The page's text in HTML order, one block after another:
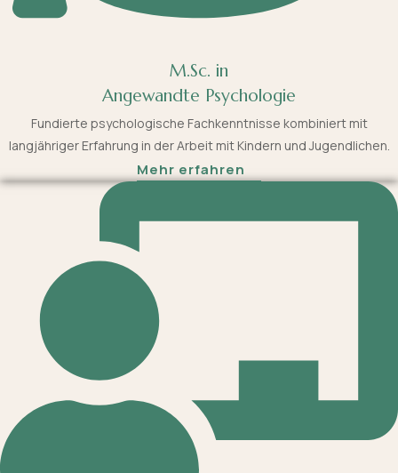
M.Sc. in
Angewandte Psychologie
Fundierte psychologische Fachkenntnisse kombiniert mit
langjähriger Erfahrung in der Arbeit mit Kindern und Jugendlichen.
Mehr erfahren